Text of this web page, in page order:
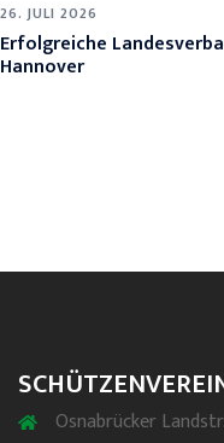
26. JULI 2026
Erfolgreiche
Hannover
Osnabrücker